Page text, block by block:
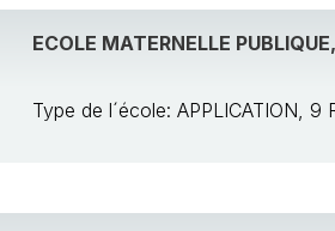
ECOLE MATERNELLE
Type de l´école: APPLICATION,